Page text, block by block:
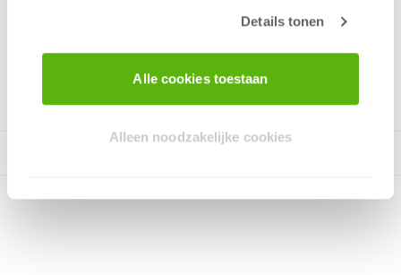
Details tonen
Alle cookies toestaan
Alleen noodzakelijke cookies
v.a. 12 jaar